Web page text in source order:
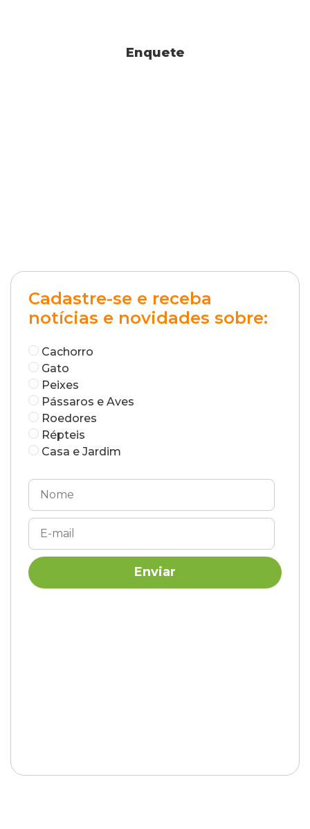
Enquete
Cadastre-se e receba
notícias e novidades sobre:
Cachorro
Gato
Peixes
Pássaros e Aves
Roedores
Répteis
Casa e Jardim